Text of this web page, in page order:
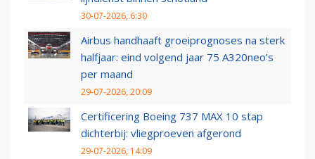
30-07-2026, 6:30
Airbus handhaaft groeiprognoses na sterk
halfjaar: eind volgend jaar 75 A320neo’s
per maand
29-07-2026, 20:09
Certificering Boeing 737 MAX 10 stap
dichterbij: vliegproeven afgerond
29-07-2026, 14:09